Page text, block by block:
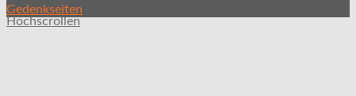
Gedenkseiten
Hochscrollen